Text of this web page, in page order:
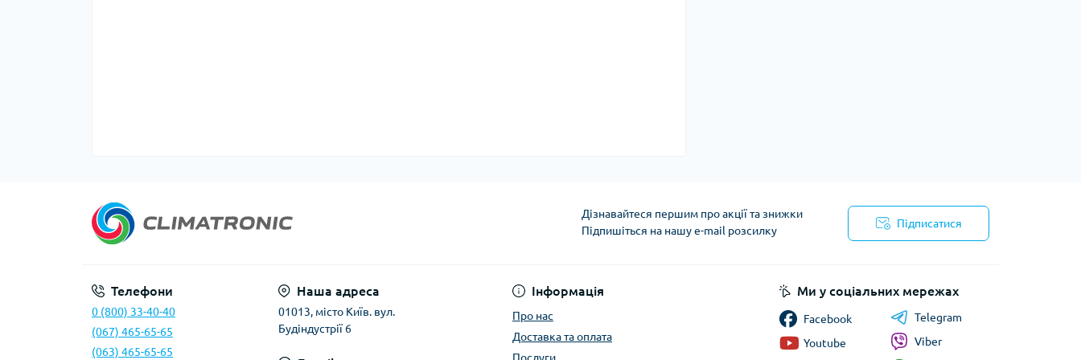
Дізнавайтеся першим про акції та знижки
Підпишіться на нашу e-mail розсилку
Підписатися
Телефони
0 (800) 33-40-40
(067) 465-65-65
(063) 465-65-65
Наша адреса
01013, місто Київ. вул.
Будіндустрії 6
Інформація
Про нас
Доставка та оплата
Ми у соціальних мережах
Facebook
Youtube
Telegram
Viber